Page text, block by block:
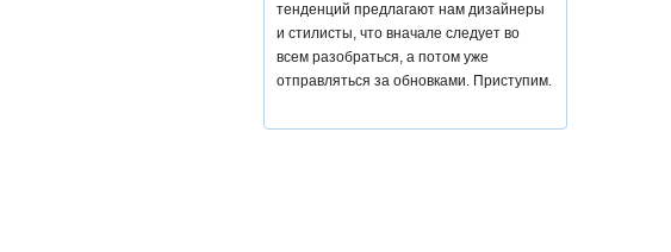
тенденций предлагают нам дизайнеры
и стилисты, что вначале следует во
всем разобраться, а потом уже
отправляться за обновками. Приступим.